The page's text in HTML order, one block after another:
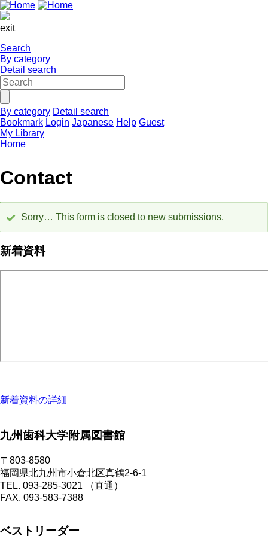
exit
Search
By category
Detail search
By category Detail search
Bookmark Login Japanese Help Guest
My Library
Home
Contact
Status
message
Sorry… This form is closed to new submissions.
新着資料
新着資料の詳細
九州歯科大学附属図書館
〒803-8580
福岡県北九州市小倉北区真鶴2-6-1
TEL. 093-285-3021 （直通）
FAX. 093-583-7388
ベストリーダー